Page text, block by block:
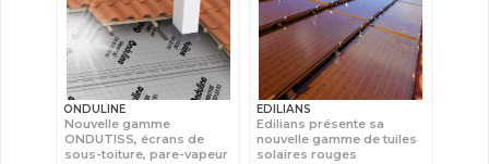
ONDULINE
Nouvelle gamme
ONDUTISS, écrans de
sous-toiture, pare-vapeur
EDILIANS
Edilians présente sa
nouvelle gamme de tuiles
solaires rouges